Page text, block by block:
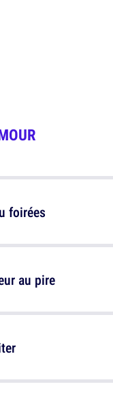
foirées
au pire